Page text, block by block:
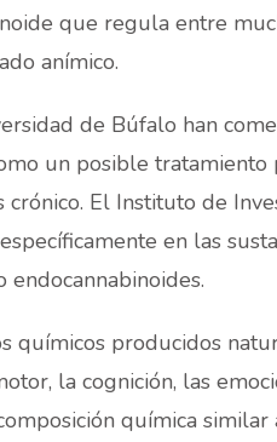
que regula entre
anímico.
de Búfalo han
un posible
crónico. El Instituto de
en las
endocannabinoides.
químicos producidos
la cognición, las
química similar